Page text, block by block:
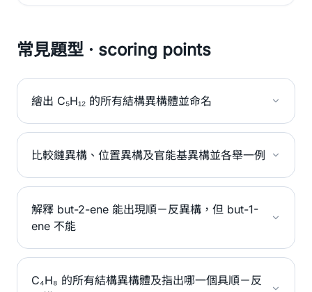
常見題型 · scoring points
繪出 C₅H₁₂ 的所有結構異構體並命名
比較鏈異構、位置異構及官能基異構並各舉一例
解釋 but-2-ene 能出現順－反異構，但 but-1-
ene 不能
C₄H₈ 的所有結構異構體及指出哪一個具順－反